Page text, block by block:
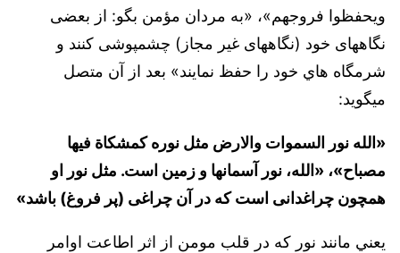
ويحفظوا فروجهم»، «به مردان مؤمن بگو: از بعضى
نگاه‏هاى خود (نگاه‏هاى غير مجاز) چشم‏پوشى كنند و
شرمگاه هاي خود را حفظ نمايند» بعد از آن متصل
ميگويد:
«الله نور السموات والارض مثل نوره كمشكاة فيها
مصباح»، «الله، نور آسمان‏ها و زمين است. مثل نور او
همچون چراغدانى است كه در آن چراغى (پر فروغ) باشد»
يعني مانند نور که در قلب مومن از اثر اطاعت اوامر